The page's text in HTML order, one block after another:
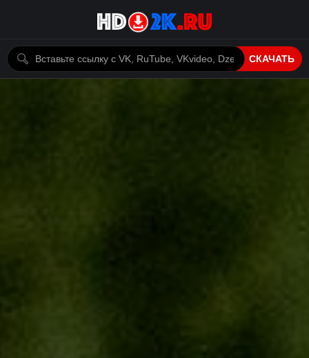
СКАЧАТЬ